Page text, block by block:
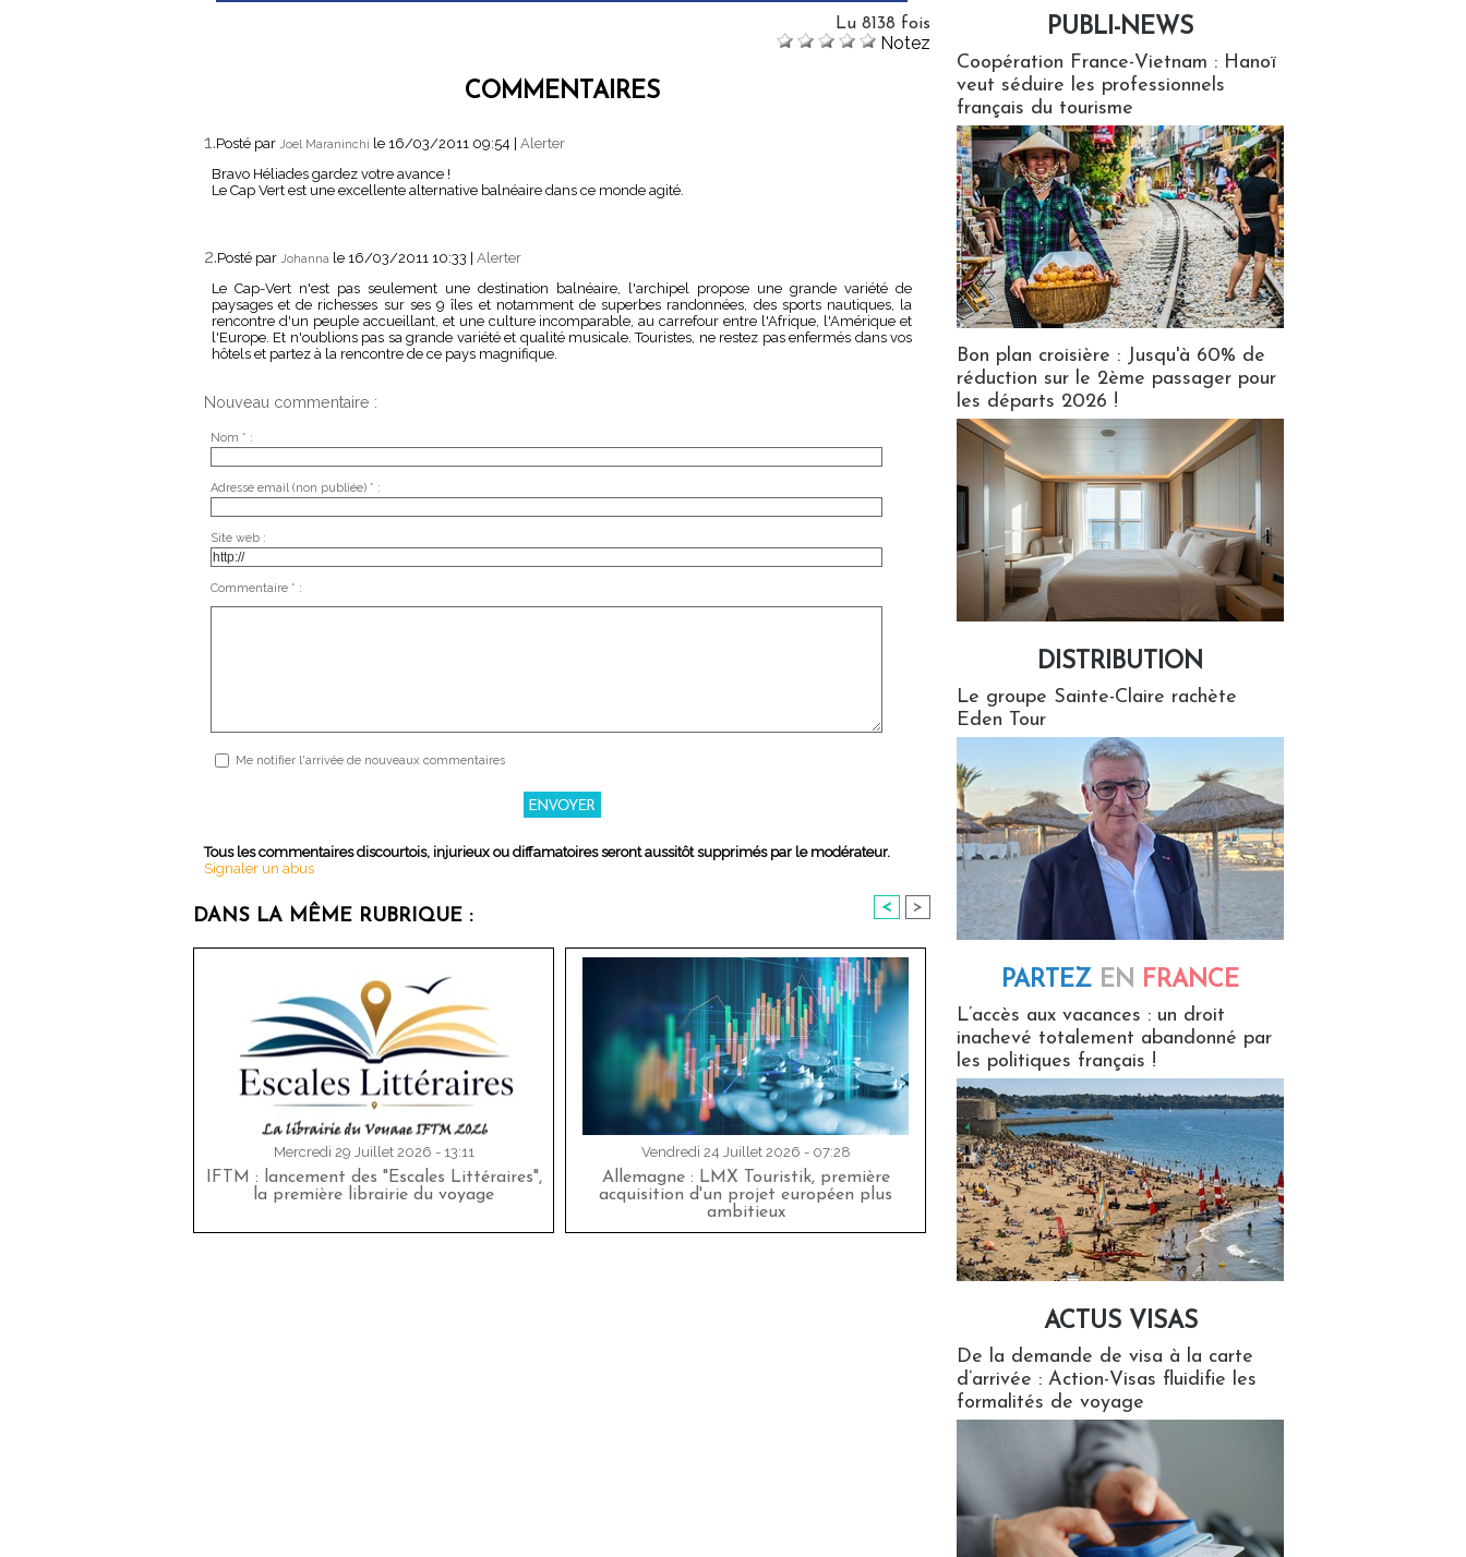
Lu 8138 fois
Notez
COMMENTAIRES
1.Posté par Joel Maraninchi le 16/03/2011 09:54
Alerter
Bravo Héliades gardez votre avance !
Le Cap Vert est une excellente alternative balnéaire dans ce monde agité.
2.Posté par Johanna le 16/03/2011 10:33
Alerter
Le Cap-Vert n'est pas seulement une destination balnéaire, l'archipel propose une grande variété de
paysages et de richesses sur ses 9 îles et notamment de superbes randonnées, des sports nautiques, la
rencontre d'un peuple accueillant, et une culture incomparable, au carrefour entre l'Afrique, l'Amérique et
l'Europe. Et n'oublions pas sa grande variété et qualité musicale. Touristes, ne restez pas enfermés dans vos
hôtels et partez à la rencontre de ce pays magnifique.
Nouveau commentaire :
Nom * :
Adresse email (non publiée) * :
Site web :
Commentaire * :
Me notifier l'arrivée de nouveaux commentaires
Tous les commentaires discourtois, injurieux ou diffamatoires seront aussitôt supprimés par le modérateur.
Signaler un abus
DANS LA MÊME RUBRIQUE : < >
Mercredi 29 Juillet 2026 - 13:11
IFTM : lancement des "Escales Littéraires",
la première librairie du voyage
Vendredi 24 Juillet 2026 - 07:28
Allemagne : LMX Touristik, première
acquisition d'un projet européen plus
ambitieux
PUBLI-NEWS
Coopération France-Vietnam : Hanoï
veut séduire les professionnels
français du tourisme
Bon plan croisière : Jusqu'à 60% de
réduction sur le 2ème passager pour
les départs 2026 !
DISTRIBUTION
Le groupe Sainte-Claire rachète
Eden Tour
PARTEZ EN FRANCE
L’accès aux vacances : un droit
inachevé totalement abandonné par
les politiques français !
ACTUS VISAS
De la demande de visa à la carte
d’arrivée : Action-Visas fluidifie les
formalités de voyage